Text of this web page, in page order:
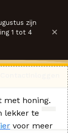
zijn
1 tot 4
×
met honing.
lekker te
voor meer